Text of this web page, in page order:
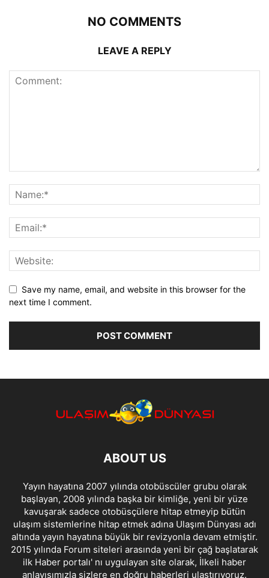
NO COMMENTS
LEAVE A REPLY
Save my name, email, and website in this browser for the
next time I comment.
ABOUT US
Yayın hayatına 2007 yılında otobüscüler grubu olarak
başlayan, 2008 yılında başka bir kimliğe, yeni bir yüze
kavuşarak sadece otobüsçülere hitap etmeyip bütün
ulaşım sistemlerine hitap etmek adına Ulaşım Dünyası adı
altında yayın hayatına büyük bir revizyonla devam etmiştir.
2015 yılında Forum siteleri arasında yeni bir çağ başlatarak
ilk Haber portalı' nı uygulayan site olarak, İlkeli haber
anlayışımızla sizlere en doğru haberleri ulaştırıyoruz.